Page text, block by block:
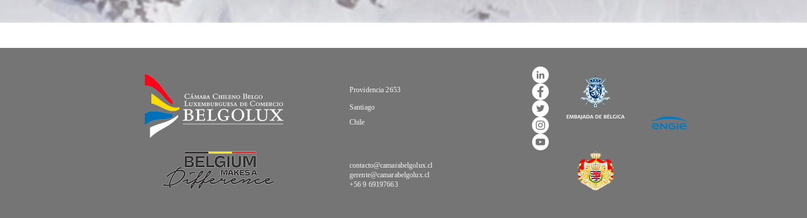
Providencia 2653
Santiago
Chile
contacto@camarabelgolux.cl
gerente@camarabelgolux.cl
+56 9 69197663